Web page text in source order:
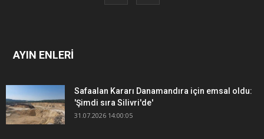
AYIN ENLERİ
Safaalan Kararı Danamandıra için emsal oldu:
'Şimdi sıra Silivri'de'
31.07.2026 14:00:05